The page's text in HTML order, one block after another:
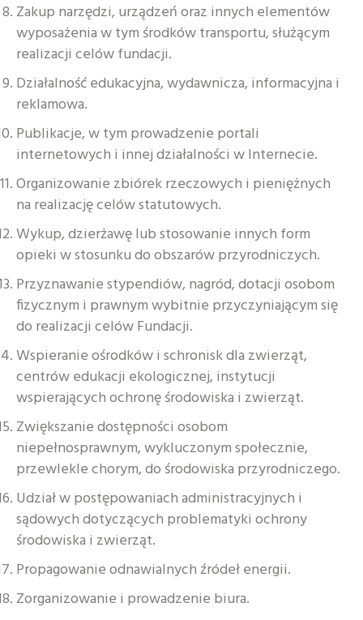
Zakup narzędzi, urządzeń oraz innych elementów
wyposażenia w tym środków transportu, służącym
realizacji celów fundacji.
Działalność edukacyjna, wydawnicza, informacyjna i
reklamowa.
Publikacje, w tym prowadzenie portali
internetowych i innej działalności w Internecie.
Organizowanie zbiórek rzeczowych i pieniężnych
na realizację celów statutowych.
Wykup, dzierżawę lub stosowanie innych form
opieki w stosunku do obszarów przyrodniczych.
Przyznawanie stypendiów, nagród, dotacji osobom
fizycznym i prawnym wybitnie przyczyniającym się
do realizacji celów Fundacji.
Wspieranie ośrodków i schronisk dla zwierząt,
centrów edukacji ekologicznej, instytucji
wspierających ochronę środowiska i zwierząt.
Zwiększanie dostępności osobom
niepełnosprawnym, wykluczonym społecznie,
przewlekle chorym, do środowiska przyrodniczego.
Udział w postępowaniach administracyjnych i
sądowych dotyczących problematyki ochrony
środowiska i zwierząt.
Propagowanie odnawialnych źródeł energii.
Zorganizowanie i prowadzenie biura.